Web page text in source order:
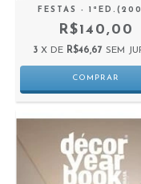
FESTAS -
R$140,00
3 X DE R$46,67 SEM